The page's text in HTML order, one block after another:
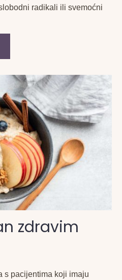
radikali ili svemoćni
zdravim
s pacijentima koji imaju